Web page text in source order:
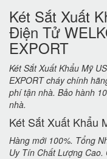
Két Sắt Xuất
Điện Tử
EXPORT
Két Sắt Xuất Khẩu Mỹ
EXPORT cháy chính
phí tận nhà. Bảo hành
nhà.
Két Sắt Xuất Khẩu
Hàng mới 100%. Tổng
Uy Tín Chất Lượng